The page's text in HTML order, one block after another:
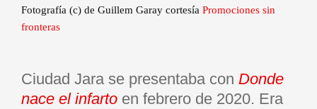
Fotografía (c) de Guillem Garay cortesía Promociones sin
fronteras
Ciudad Jara se presentaba con Donde
nace el infarto en febrero de 2020. Era